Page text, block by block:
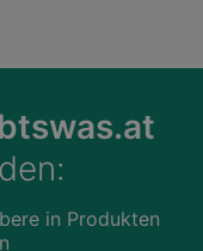
in Produkten